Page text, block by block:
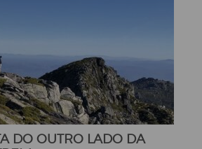
DO OUTRO LADO DA